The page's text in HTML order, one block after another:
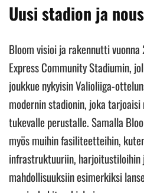
Uusi stadion ja
Bloom visioi ja rakennutti
Express Community Stadiumin,
joukkue nykyisin Valioliiga-
modernin stadionin, joka
tukevalle perustalle. Samalla
myös muihin fasiliteetteihin,
infrastruktuuriin, harjoitustiloihin
mahdollisuuksiin esimerkiksi